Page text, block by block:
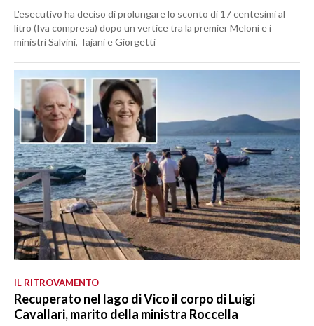
L'esecutivo ha deciso di prolungare lo sconto di 17 centesimi al
litro (Iva compresa) dopo un vertice tra la premier Meloni e i
ministri Salvini, Tajani e Giorgetti
IL RITROVAMENTO
Recuperato nel lago di Vico il corpo di Luigi
Cavallari, marito della ministra Roccella